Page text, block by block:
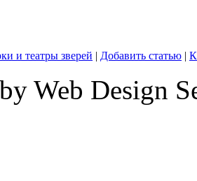
и театры зверей | Добавить статью |
Web Design